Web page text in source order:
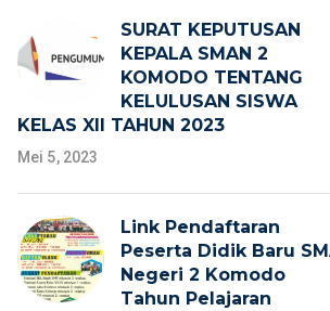
SURAT KEPUTUSAN
KEPALA SMAN 2
KOMODO TENTANG
KELULUSAN SISWA
KELAS XII TAHUN 2023
Mei 5, 2023
Link Pendaftaran
Peserta Didik Baru
Negeri 2 Komodo
Tahun Pelajaran